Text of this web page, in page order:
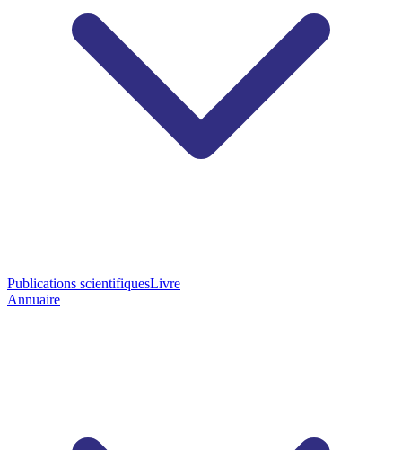
Publications scientifiquesLivre
Annuaire